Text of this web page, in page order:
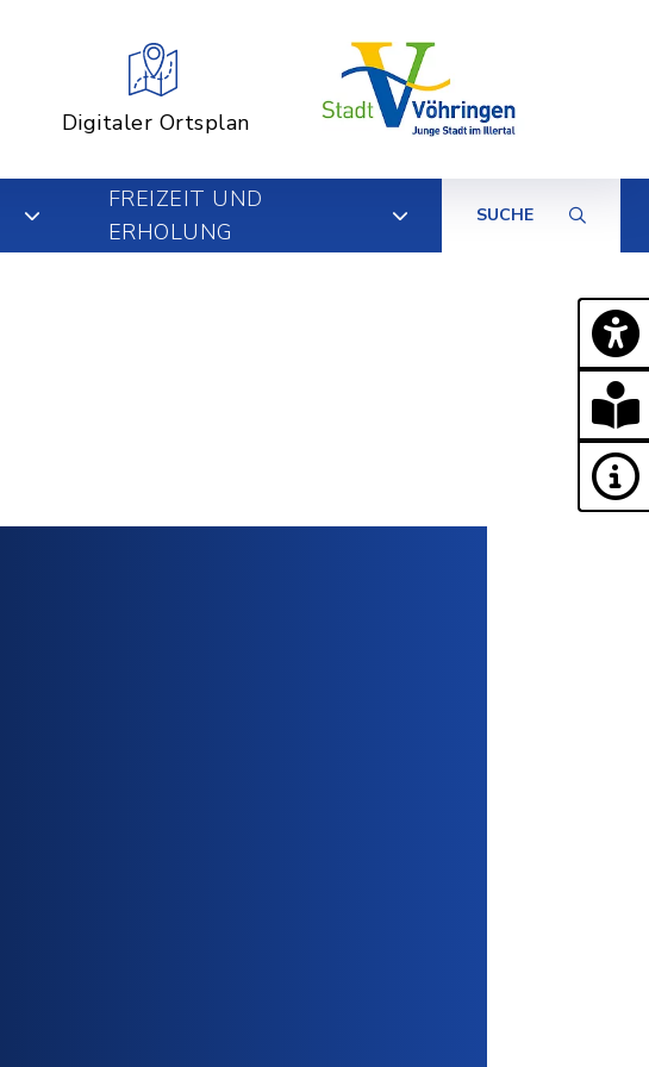
Digitaler Ortsplan
FREIZEIT UND
ERHOLUNG
SUCHE